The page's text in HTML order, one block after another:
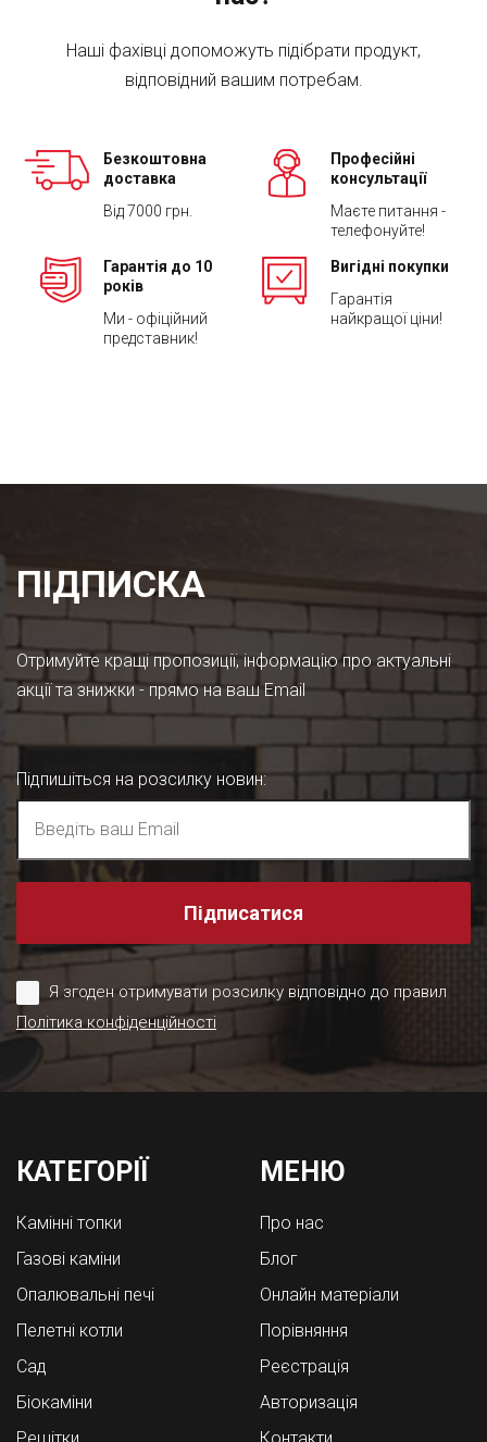
Наші фахівці допоможуть підібрати продукт,
відповідний вашим потребам.
Безкоштовна
доставка
Від 7000 грн.
Професійні
консультації
Маєте питання -
телефонуйте!
Гарантія до 10
років
Ми - офіційний
представник!
Вигідні покупки
Гарантія
найкращої ціни!
ПІДПИСКА
Отримуйте кращі пропозиції, інформацію про актуальні
акції та знижки - прямо на ваш Email
Підпишіться на розсилку новин:
Підписатися
Я згоден отримувати розсилку відповідно до правил
Політика конфіденційності
КАТЕГОРІЇ
Камінні топки
Газові каміни
Опалювальні печі
Пелетні котли
Cад
Біокаміни
МЕНЮ
Про нас
Блог
Онлайн матеріали
Порівняння
Реєстрація
Авторизація